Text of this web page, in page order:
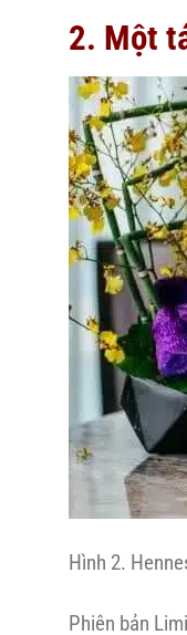
2. Một
Hình 2.
Phiên bản